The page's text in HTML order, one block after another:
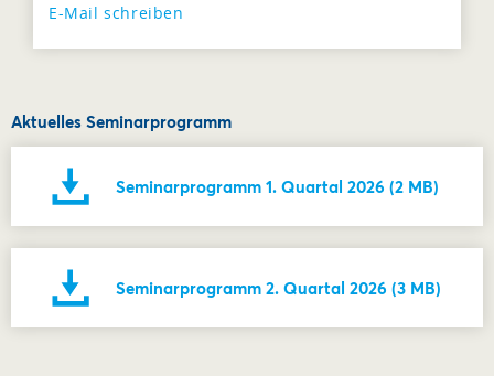
E-Mail schreiben
Aktuelles Seminarprogramm
Seminarprogramm 1. Quartal 2026 (2 MB)
Seminarprogramm 2. Quartal 2026 (3 MB)